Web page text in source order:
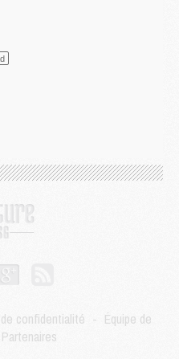
offre à Parme pour Suzuki
un accord avec le PSG
Akliouche et Digne au PSG ?
Brest/PSG
vous pour Ferran Torres
du PSG
premiers matchs amicaux du PSG
bouclé, le montant se précise
du PSG
confidentialité - Équipe de
Partenaires